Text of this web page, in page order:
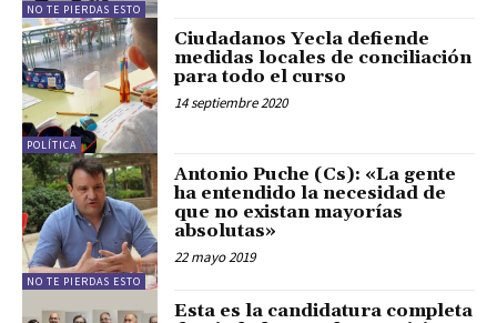
NO TE PIERDAS ESTO
POLÍTICA
Ciudadanos Yecla defiende
medidas locales de conciliación
para todo el curso
14 septiembre 2020
NO TE PIERDAS ESTO
Antonio Puche (Cs): «La gente
ha entendido la necesidad de
que no existan mayorías
absolutas»
22 mayo 2019
Esta es la candidatura completa